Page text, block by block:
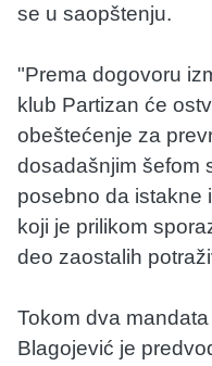
se u saopštenju.
"Prema dogovoru
klub Partizan će
obeštećenje za
dosadašnjim šefom
posebno da istakne
koji je prilikom
deo zaostalih
Tokom dva
Blagojević je